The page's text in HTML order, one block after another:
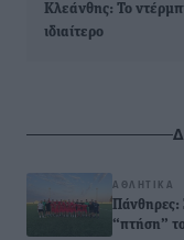
Κλεάνθης: Το
ιδιαίτερο
ΑΘΛΗΤΙΚΆ
Πάνθηρες:
“πτήση”